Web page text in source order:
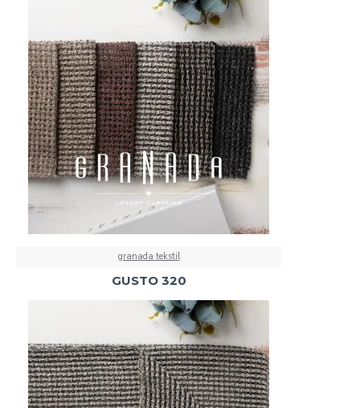
granada tekstil
GUSTO 320